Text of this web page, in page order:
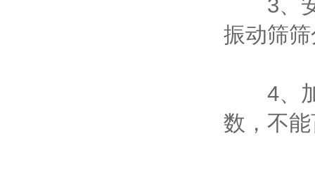
3、安
振动筛
4、加
数，不